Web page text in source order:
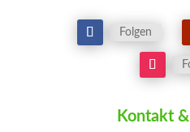
Folgen
Kontakt